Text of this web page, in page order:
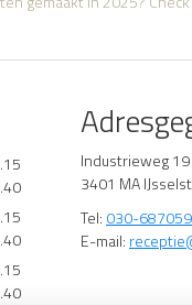
Industrieweg 19
3401 MA
Tel: 030-
E-mail: